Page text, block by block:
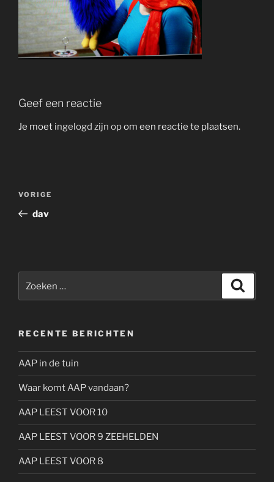
Geef een reactie
Je moet ingelogd zijn opom een reactie te plaatsen.
Vorig
bericht
VORIGE
dav
naar:
RECENTE BERICHTEN
AAP in de tuin
Waar komt AAP vandaan?
AAP LEEST VOOR 10
AAP LEEST VOOR 9 ZEEHELDEN
AAP LEEST VOOR 8